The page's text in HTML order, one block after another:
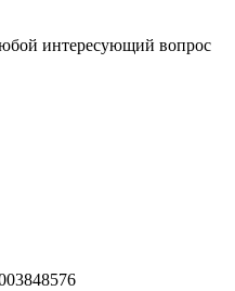
интересующий вопрос